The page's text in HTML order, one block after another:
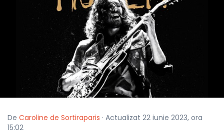
De Caroline de Sortiraparis · Actualizat 22 iunie 2023, ora
15:02